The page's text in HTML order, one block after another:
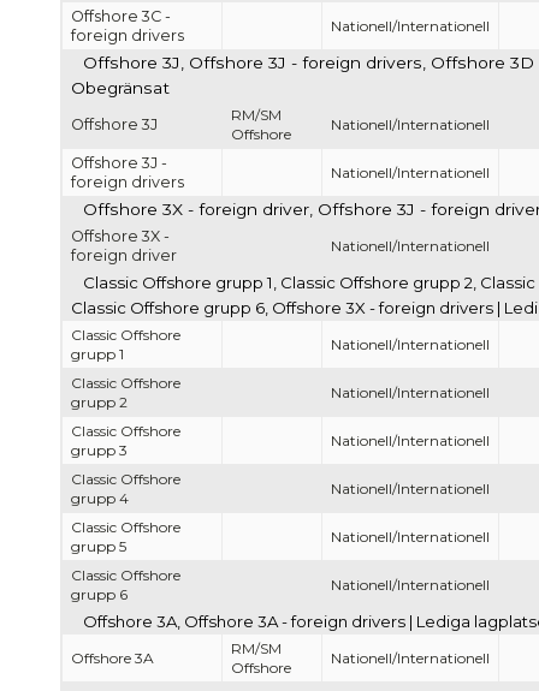
Offshore 3C -
foreign drivers
Nationell/Internationell
Offshore 3J, Offshore 3J - foreign drivers, Offshore
Obegränsat
Offshore 3J
RM/SM
Offshore
Nationell/Internationell
Offshore 3J -
foreign drivers
Nationell/Internationell
Offshore 3X - foreign driver, Offshore 3J - foreign
Offshore 3X -
foreign driver
Nationell/Internationell
Classic Offshore grupp 1, Classic Offshore grupp 2,
Classic Offshore grupp 6, Offshore 3X - foreign drivers |
Classic Offshore
grupp 1
Nationell/Internationell
Classic Offshore
grupp 2
Nationell/Internationell
Classic Offshore
grupp 3
Nationell/Internationell
Classic Offshore
grupp 4
Nationell/Internationell
Classic Offshore
grupp 5
Nationell/Internationell
Classic Offshore
grupp 6
Nationell/Internationell
Offshore 3A, Offshore 3A - foreign drivers | Lediga
Offshore 3A
RM/SM
Offshore
Nationell/Internationell